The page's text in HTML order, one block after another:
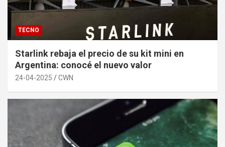
TECNO
Starlink rebaja el precio de su kit mini en
Argentina: conocé el nuevo valor
24-04-2025 CWN